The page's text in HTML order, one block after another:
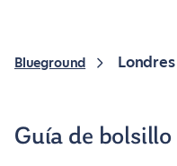
Blueground Londres
Guía de